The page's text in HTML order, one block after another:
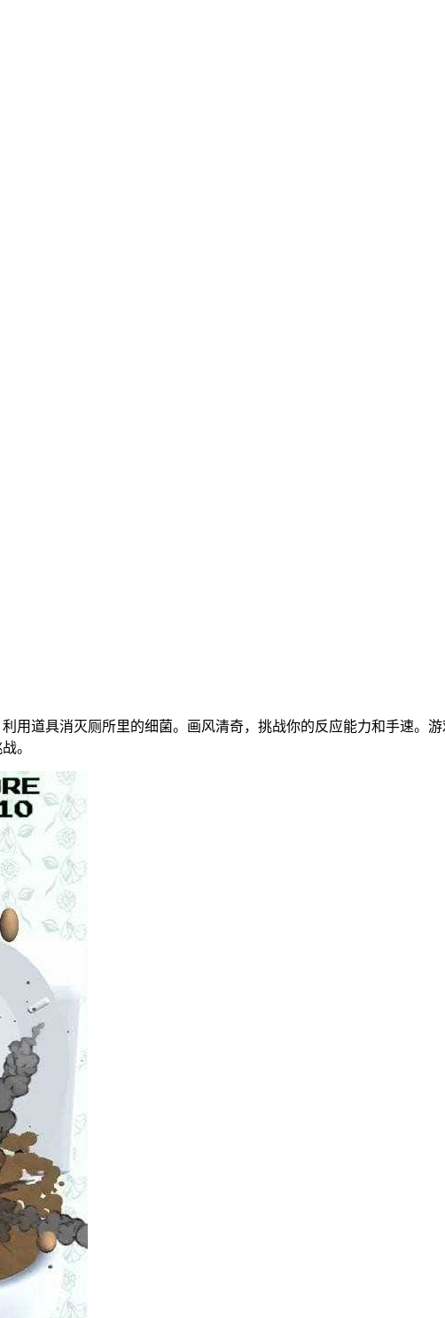
用道具消灭厕所里的细菌。画风清奇，挑战你的反应能力和手速。
。